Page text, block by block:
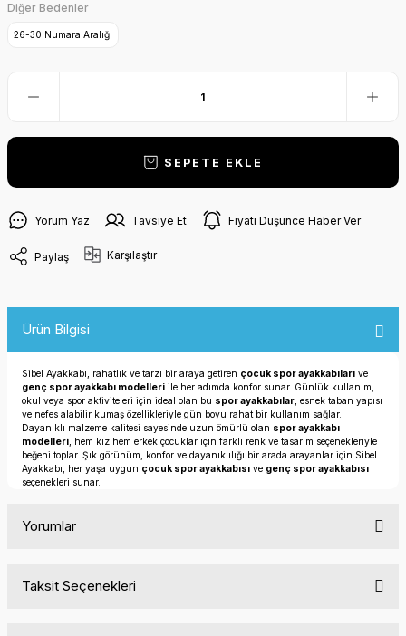
Diğer Bedenler
26-30 Numara Aralığı
SEPETE EKLE
Yorum Yaz Tavsiye Et Fiyatı Düşünce Haber Ver
Paylaş Karşılaştır
Ürün Bilgisi
Sibel Ayakkabı, rahatlık ve tarzı bir araya getiren çocuk spor ayakkabıları ve
genç spor ayakkabı modelleri ile her adımda konfor sunar. Günlük kullanım,
okul veya spor aktiviteleri için ideal olan bu spor ayakkabılar , esnek taban yapısı
ve nefes alabilir kumaş özellikleriyle gün boyu rahat bir kullanım sağlar.
Dayanıklı malzeme kalitesi sayesinde uzun ömürlü olan spor ayakkabı
modelleri , hem kız hem erkek çocuklar için farklı renk ve tasarım seçenekleriyle
beğeni toplar. Şık görünüm, konfor ve dayanıklılığı bir arada arayanlar için Sibel
Ayakkabı, her yaşa uygun çocuk spor ayakkabısı ve genç spor ayakkabısı
seçenekleri sunar.
Yorumlar
Taksit Seçenekleri